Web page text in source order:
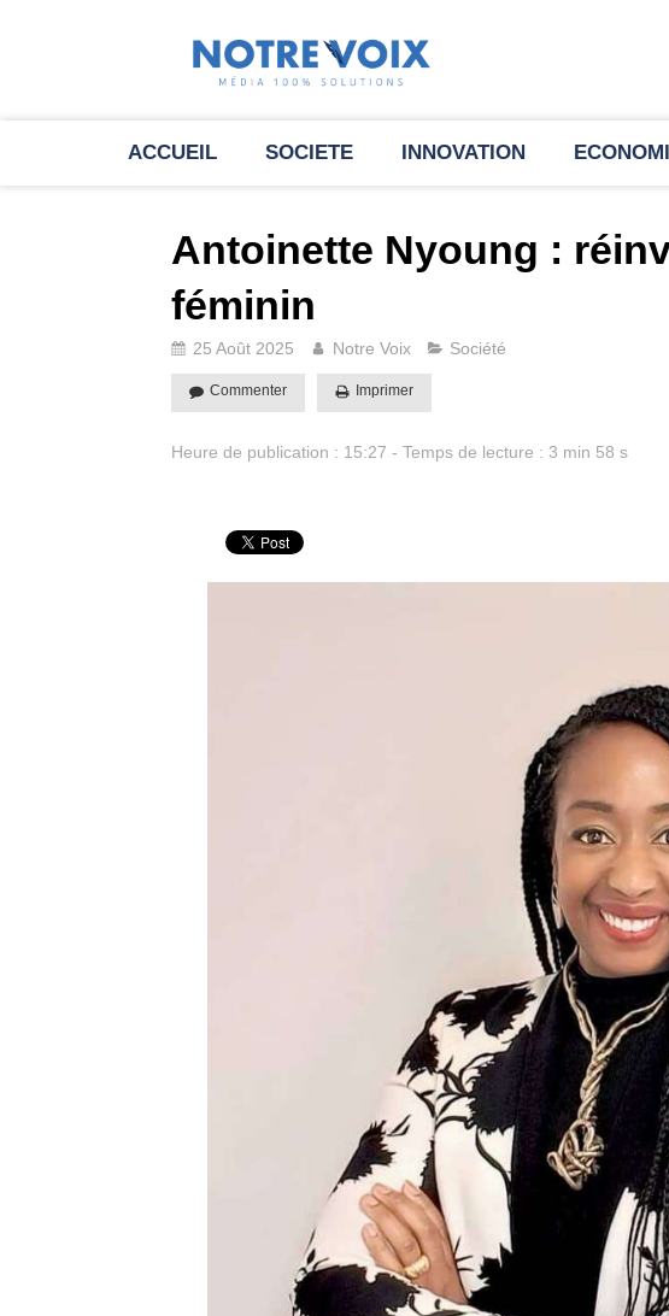
ACCUEIL SOCIETE INNOVATION
Antoinette Nyoung :
féminin
25 Août 2025 Notre Voix Société
Commenter Imprimer
Heure de publication : 15:27 - Temps de lecture : 3 min 58 s